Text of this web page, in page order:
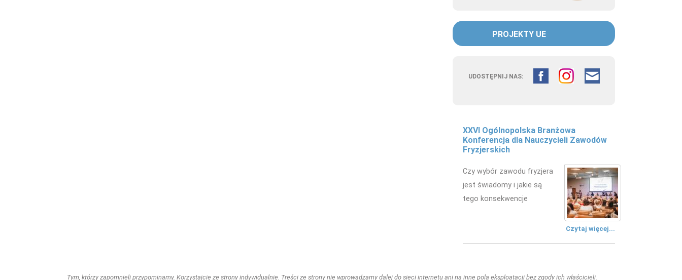
PROJEKTY UE
UDOSTĘPNIJ NAS:
XXVI Ogólnopolska Branżowa
Konferencja dla Nauczycieli Zawodów
Fryzjerskich
Czy wybór zawodu fryzjera
jest świadomy i jakie są
tego konsekwencje
Czytaj więcej...
Tym, którzy zapomnieli przypominamy. Korzystajcie ze strony indywidualnie. Treści ze strony nie wprowadzamy dalej do sieci internetu ani na inne pola eksploatacji bez zgody ich właścicieli.